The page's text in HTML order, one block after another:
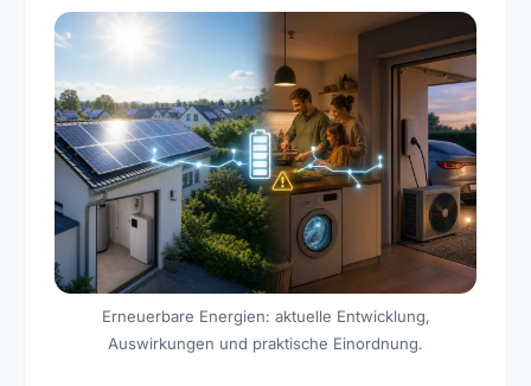
Erneuerbare Energien: aktuelle Entwicklung,
Auswirkungen und praktische Einordnung.